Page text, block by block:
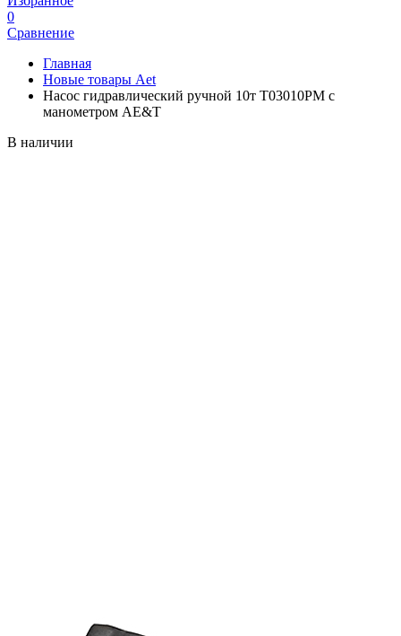
0
Сравнение
Главная
Новые товары Aet
Насос гидравлический ручной 10т T03010PM с
манометром AE&T
В наличии